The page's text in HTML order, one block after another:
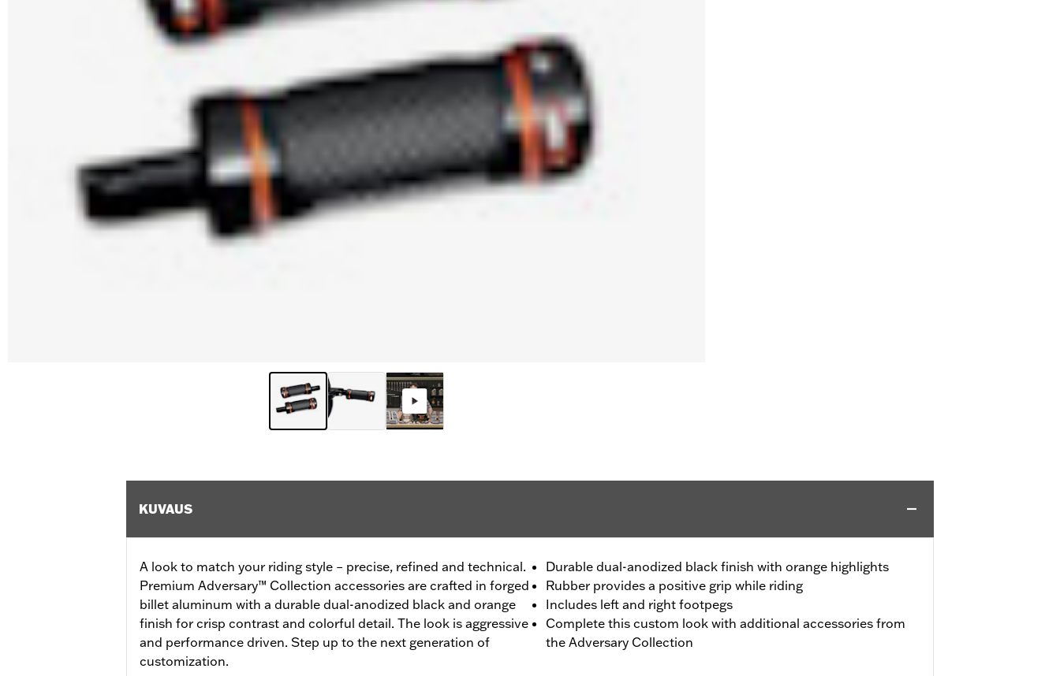
KUVAUS
A look to match your riding style – precise, refined and technical.
Premium Adversary™ Collection accessories are crafted in forged
billet aluminum with a durable dual-anodized black and orange
finish for crisp contrast and colorful detail. The look is aggressive
and performance driven. Step up to the next generation of
customization.
Durable dual-anodized black finish with orange highlights
Rubber provides a positive grip while riding
Includes left and right footpegs
Complete this custom look with additional accessories from
the Adversary Collection